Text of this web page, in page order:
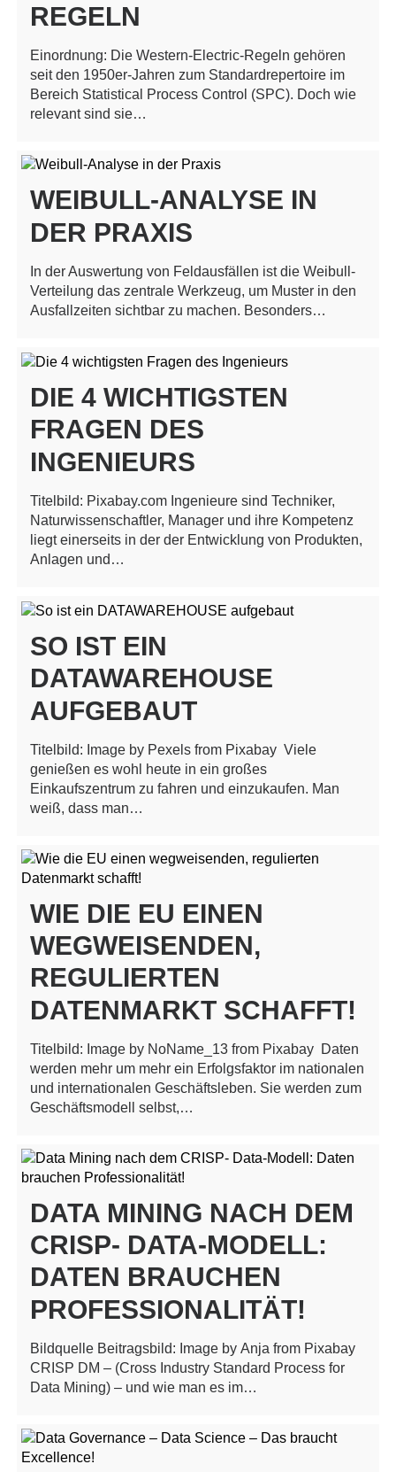
REGELN
Einordnung: Die Western-Electric-Regeln gehören
seit den 1950er-Jahren zum Standardrepertoire im
Bereich Statistical Process Control (SPC). Doch wie
relevant sind sie…
WEIBULL-ANALYSE IN
DER PRAXIS
In der Auswertung von Feldausfällen ist die Weibull-
Verteilung das zentrale Werkzeug, um Muster in den
Ausfallzeiten sichtbar zu machen. Besonders…
DIE 4 WICHTIGSTEN
FRAGEN DES
INGENIEURS
Titelbild: Pixabay.com Ingenieure sind Techniker,
Naturwissenschaftler, Manager und ihre Kompetenz
liegt einerseits in der der Entwicklung von Produkten,
Anlagen und…
SO IST EIN
DATAWAREHOUSE
AUFGEBAUT
Titelbild: Image by Pexels from Pixabay Viele
genießen es wohl heute in ein großes
Einkaufszentrum zu fahren und einzukaufen. Man
weiß, dass man…
WIE DIE EU EINEN
WEGWEISENDEN,
REGULIERTEN
DATENMARKT SCHAFFT!
Titelbild: Image by NoName_13 from Pixabay Daten
werden mehr um mehr ein Erfolgsfaktor im nationalen
und internationalen Geschäftsleben. Sie werden zum
Geschäftsmodell selbst,…
DATA MINING NACH DEM
CRISP- DATA-MODELL:
DATEN BRAUCHEN
PROFESSIONALITÄT!
Bildquelle Beitragsbild: Image by Anja from Pixabay
CRISP DM – (Cross Industry Standard Process for
Data Mining) – und wie man es im…